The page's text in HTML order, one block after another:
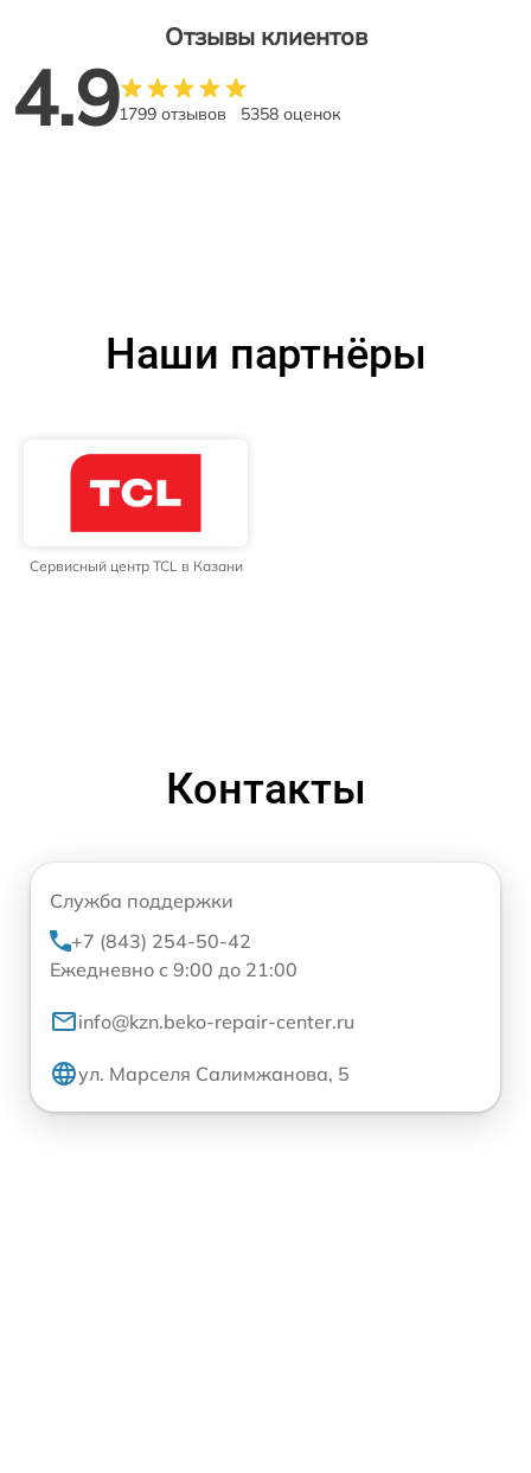
Отзывы клиентов
4.91799 отзывов 5358 оценок
Наши партнёры
Сервисный центр TCL в Казани
Контакты
Служба поддержки
+7 (843) 254-50-42
Ежедневно с 9:00 до 21:00
info@kzn.beko-repair-center.ru
ул. Марселя Салимжанова, 5